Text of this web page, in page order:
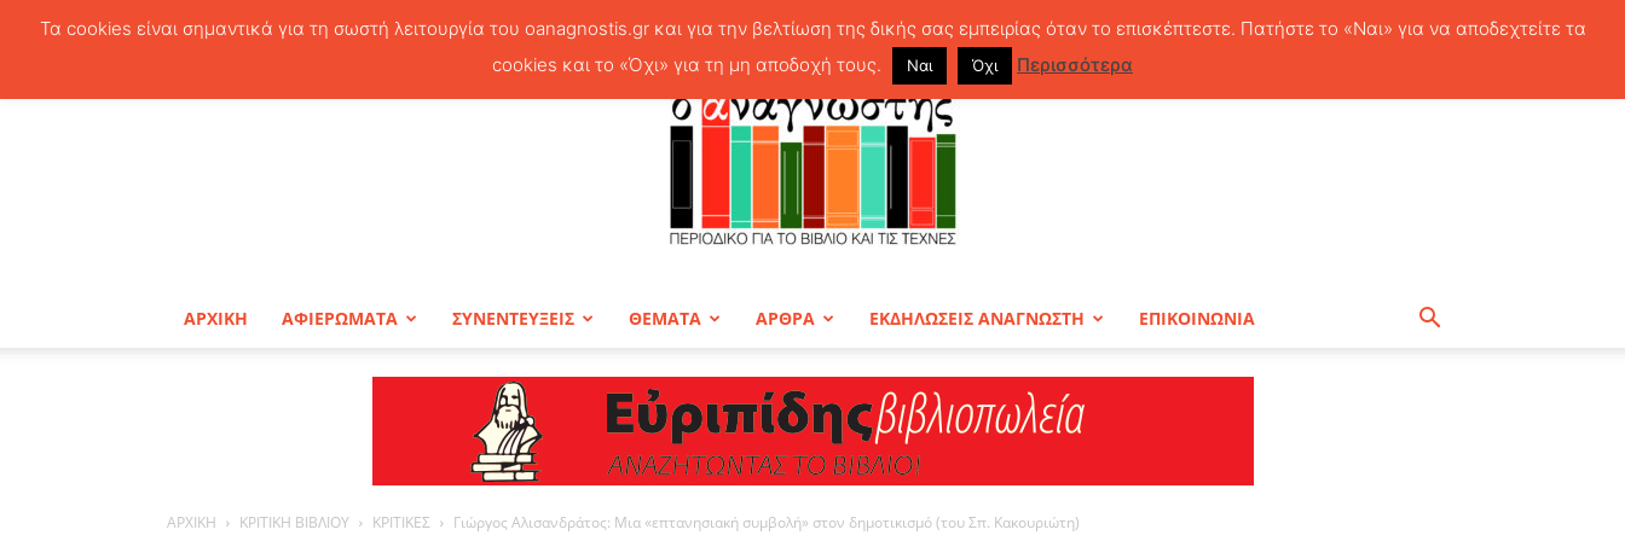
Παρασκευή, 7 Αυγούστου, 2026
Ο
ΑΡΧΙΚΗ ΑΦΙΕΡΩΜΑΤΑ ΣΥΝΕΝΤΕΥΞΕΙΣ ΘΕΜΑΤΑ ΑΡΘΡΑ ΕΚΔΗΛΩΣΕΙΣ ΑΝΑΓΝΩΣΤΗ ΕΠΙΚΟΙΝΩΝΙΑ
ΑΡΧΙΚΗ ΚΡΙΤΙΚΗ ΒΙΒΛΙΟΥ ΚΡΙΤΙΚΕΣ Γιώργος Αλισανδράτος: Μια «επτανησιακή συμβολή» στον δημοτικισμό (του Σπ. Κακουριώτη)
Τα cookies είναι σημαντικά για τη σωστή λειτουργία του oanagnostis.gr και για την βελτίωση της δικής σας εμπειρίας όταν το επισκέπτεστε. Πατήστε το «Ναι» για να αποδεχτείτε τα
cookies και το «Όχι» για τη μη αποδοχή τους.
Ναι Όχι Περισσότερα